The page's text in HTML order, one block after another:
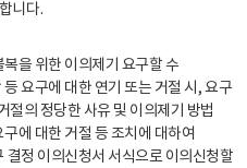
니다.
을 위한 이의제기 요구할 수
요구에 대한 연기 또는 거절 시, 요구
절의 정당한 사유 및 이의제기 방법
에 대한 거절 등 조치에 대하여
결정 이의신청서 서식으로 이의신청할